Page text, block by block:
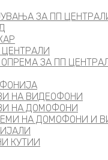
ЗА ПП
ЗА ПП
НА ВИДЕОФОНИ
НА ДОМОФОНИ
НА ДОМОФОНИ И
КУТИИ